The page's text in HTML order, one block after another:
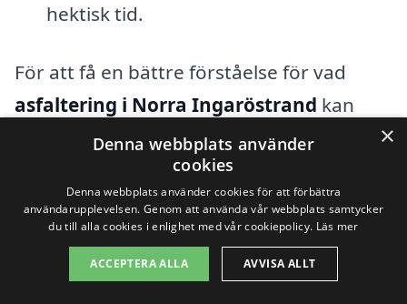
hektisk tid.
För att få en bättre förståelse för vad
asfaltering i Norra Ingaröstrand kan
kosta, kan det vara bra att jämföra priser
från olika företag. Genom att använda
plattformar som asfaltering-pris.se kan
du enkelt begära offerter från lokala
entreprenörer. Detta ger dig möjlighet att
×
Denna webbplats använder
cookies
Denna webbplats använder cookies för att förbättra
användarupplevelsen. Genom att använda vår webbplats samtycker
du till alla cookies i enlighet med vår cookiepolicy. Läs mer
ACCEPTERA ALLA AVVISA ALLT